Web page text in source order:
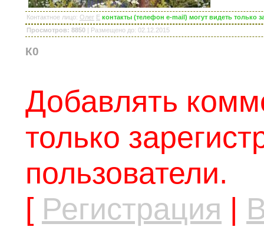
Контактное лицо: Олег E контакты (телефон e-mail) могут видеть только
Просмотров: 8850 | Размещено до: 02.12.2015
К0
Добавлять
только
пользователи.
[ Регистрация |